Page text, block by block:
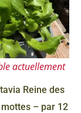
actuellement
Reine des
– par 12